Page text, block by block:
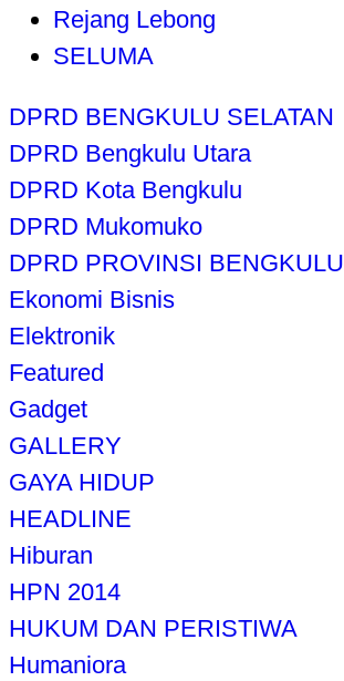
Rejang Lebong
SELUMA
DPRD BENGKULU SELATAN
DPRD Bengkulu Utara
DPRD Kota Bengkulu
DPRD Mukomuko
DPRD PROVINSI BENGKULU
Ekonomi Bisnis
Elektronik
Featured
Gadget
GALLERY
GAYA HIDUP
HEADLINE
Hiburan
HPN 2014
HUKUM DAN PERISTIWA
Humaniora